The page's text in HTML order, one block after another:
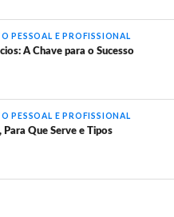
PESSOAL E PROFISSIONAL
A Chave para o Sucesso
PESSOAL E PROFISSIONAL
Para Que Serve e Tipos